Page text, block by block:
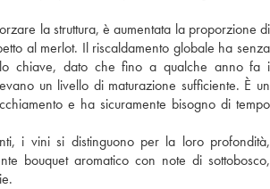
la struttura, è aumentata la proporzione di
al merlot. Il riscaldamento globale ha senza
chiave, dato che fino a qualche anno fa i
un livello di maturazione sufficiente. È un
e ha sicuramente bisogno di tempo
i vini si distinguono per la loro profondità,
bouquet aromatico con note di sottobosco,